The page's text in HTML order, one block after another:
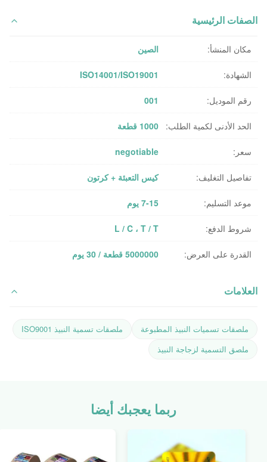
الصفات الرئيسية
مكان المنشأ: الصين
الشهادة: ISO14001/ISO19001
رقم الموديل: 001
الحد الأدنى لكمية الطلب: 1000 قطعة
سعر: negotiable
تفاصيل التغليف: كيس التعبئة + كرتون
موعد التسليم: 7-15 يوم
شروط الدفع: L / C ، T / T
القدرة على العرض: 5000000 قطعة / 30 يوم
العلامات
ملصقات تسميات النبيذ المطبوعة
ملصقات تسمية النبيذ ISO9001
ملصق التسمية لزجاجة النبيذ
ربما يعجبك أيضا